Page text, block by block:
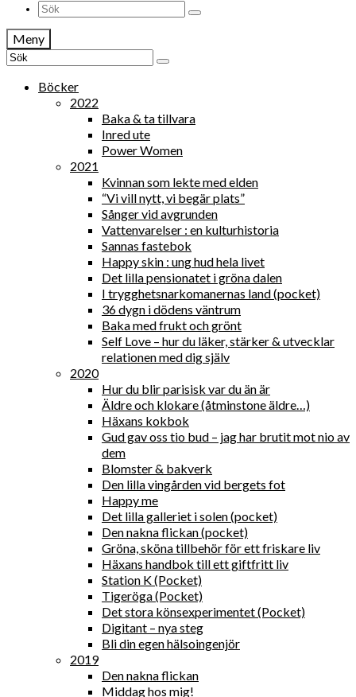
Search
Meny
Search
Böcker
2022
Baka & ta tillvara
Inred ute
Power Women
2021
Kvinnan som lekte med elden
“Vi vill nytt, vi begär plats”
Sånger vid avgrunden
Vattenvarelser : en kulturhistoria
Sannas fastebok
Happy skin : ung hud hela livet
Det lilla pensionatet i gröna dalen
I trygghetsnarkomanernas land (pocket)
36 dygn i dödens väntrum
Baka med frukt och grönt
Self Love – hur du läker, stärker & utvecklar
relationen med dig själv
2020
Hur du blir parisisk var du än är
Äldre och klokare (åtminstone äldre…)
Häxans kokbok
Gud gav oss tio bud – jag har brutit mot nio av
dem
Blomster & bakverk
Den lilla vingården vid bergets fot
Happy me
Det lilla galleriet i solen (pocket)
Den nakna flickan (pocket)
Gröna, sköna tillbehör för ett friskare liv
Häxans handbok till ett giftfritt liv
Station K (Pocket)
Tigeröga (Pocket)
Det stora könsexperimentet (Pocket)
Digitant – nya steg
Bli din egen hälsoingenjör
2019
Den nakna flickan
Middag hos mig!